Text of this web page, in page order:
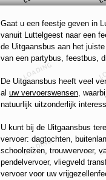
Gaat u een feestje geven in
vanuit Luttelgeest naar een
de Uitgaansbus aan het
van een partybus, feestbus,
De Uitgaansbus heeft veel
al uw vervoerswensen, waarbij
natuurlijk uitzonderlijk
U kunt bij de Uitgaansbus
vervoer: dagtochten,
schoolreizen, trouwvervoer,
pendelvervoer, vliegveld
vervoer voor uw